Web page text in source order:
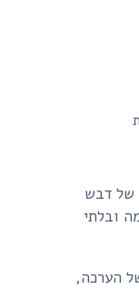
של דבש
ובלתי
הערכה,